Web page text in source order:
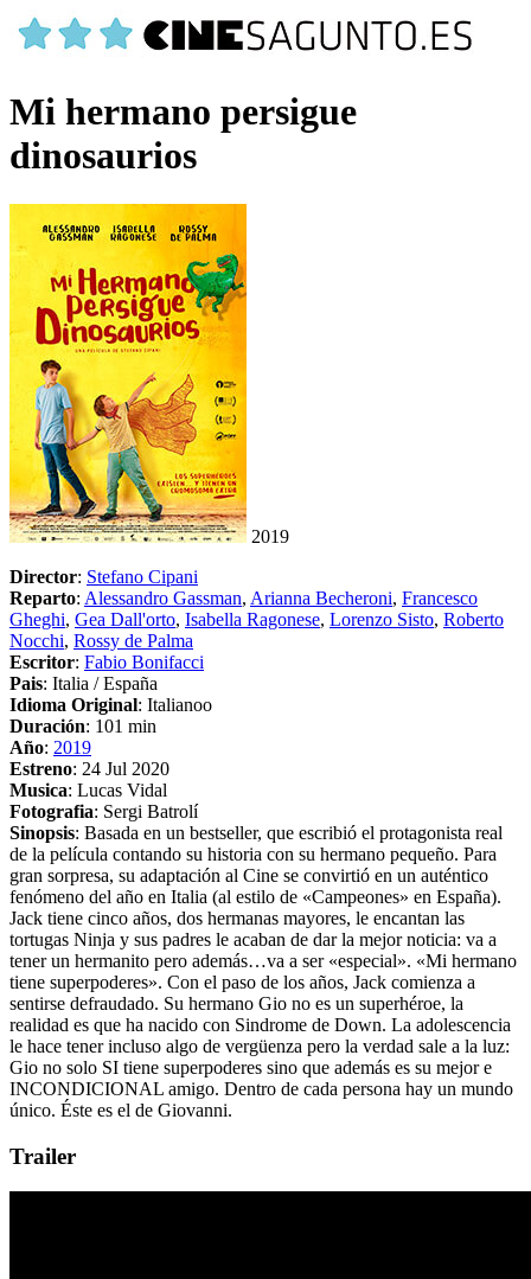
Mi hermano persigue
dinosaurios
2019
Director: Stefano Cipani
Reparto: Alessandro Gassman, Arianna Becheroni, Francesco
Gheghi, Gea Dall'orto, Isabella Ragonese, Lorenzo Sisto, Roberto
Nocchi, Rossy de Palma
Escritor: Fabio Bonifacci
Pais: Italia / España
Idioma Original: Italianoo
Duración: 101 min
Año: 2019
Estreno: 24 Jul 2020
Musica: Lucas Vidal
Fotografia: Sergi Batrolí
Sinopsis: Basada en un bestseller, que escribió el protagonista real
de la película contando su historia con su hermano pequeño. Para
gran sorpresa, su adaptación al Cine se convirtió en un auténtico
fenómeno del año en Italia (al estilo de «Campeones» en España).
Jack tiene cinco años, dos hermanas mayores, le encantan las
tortugas Ninja y sus padres le acaban de dar la mejor noticia: va a
tener un hermanito pero además…va a ser «especial». «Mi hermano
tiene superpoderes». Con el paso de los años, Jack comienza a
sentirse defraudado. Su hermano Gio no es un superhéroe, la
realidad es que ha nacido con Sindrome de Down. La adolescencia
le hace tener incluso algo de vergüenza pero la verdad sale a la luz:
Gio no solo SI tiene superpoderes sino que además es su mejor e
INCONDICIONAL amigo. Dentro de cada persona hay un mundo
único. Éste es el de Giovanni.
Trailer